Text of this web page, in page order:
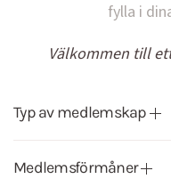
fylla i
Välkommen till
Typ av medlemskap
Medlemsförmåner